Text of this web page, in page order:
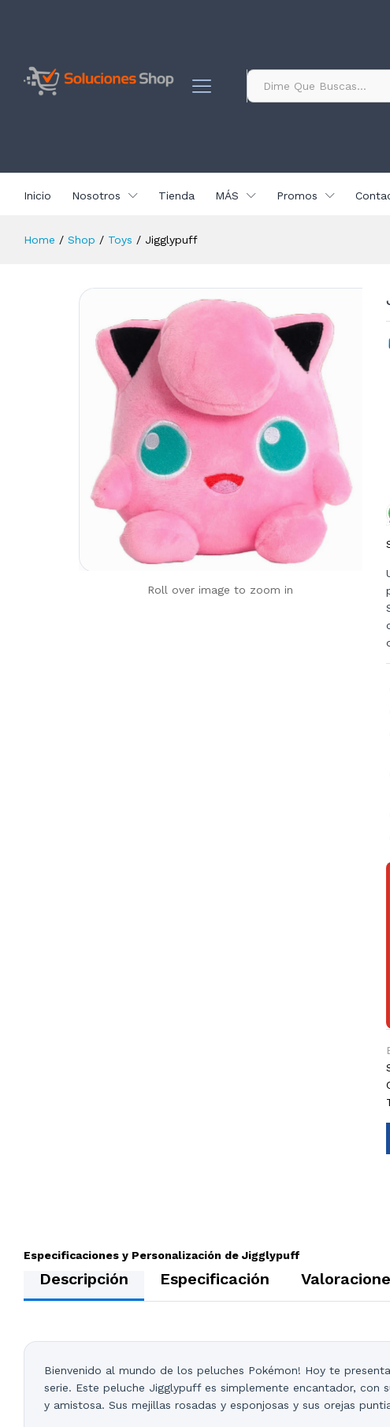
Todo
Inicio Nosotros Tienda MÁS Promos
Home / Shop / Toys / Jigglypuff
Roll over image to zoom in
Especificaciones y Personalización de Jigglypuff
Descripción Especificación
Bienvenido al mundo de los peluches Pokémon! Hoy te
serie. Este peluche Jigglypuff es simplemente encantador, con
y amistosa. Sus mejillas rosadas y esponjosas y sus orejas